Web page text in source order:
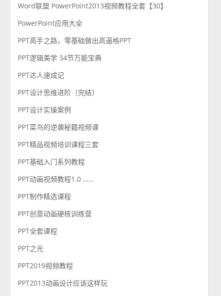
Word联盟 PowerPoint2013视频教程全套【30】
PowerPoint应用大全
PPT高手之路，零基础做出高逼格PPT
PPT逻辑美学 34节万能宝典
PPT达人速成记
PPT设计思维进阶（完结）
PPT设计实操案例
PPT菜鸟的逆袭秘籍视频课
PPT精品视频培训课程三套
PPT基础入门系列教程
PPT动画视频教程1.0 ……
PPT制作精选课程
PPT创意动画硬核训练营
PPT全套课程
PPT之光
PPT2019视频教程
PPT2013动画设计应该这样玩